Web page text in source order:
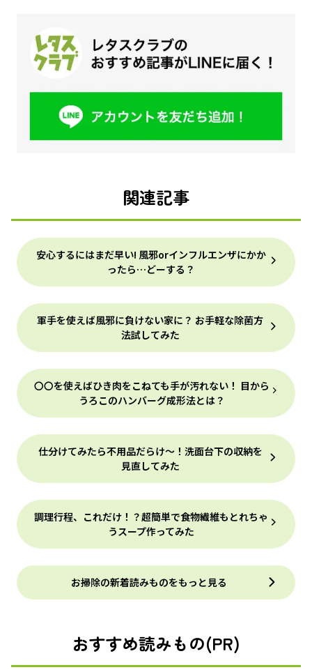
関連記事
安心するにはまだ早い! 風邪orインフルエンザにかか
ったら…どーする？
軍手を使えば風邪に負けない家に？ お手軽な除菌方
法試してみた
〇〇を使えばひき肉をこねても手が汚れない！ 目から
うろこのハンバーグ成形法とは？
仕分けてみたら不用品だらけ～！洗面台下の収納を
見直してみた
調理行程、これだけ！？超簡単で食物繊維もとれちゃ
うスープ作ってみた
お掃除の新着読みものをもっと見る
おすすめ読みもの(PR)